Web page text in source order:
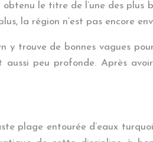
le titre de l’une des plus
la région n’est pas encore
trouve de bonnes vagues
peu profonde. Après
plage entourée d’eaux